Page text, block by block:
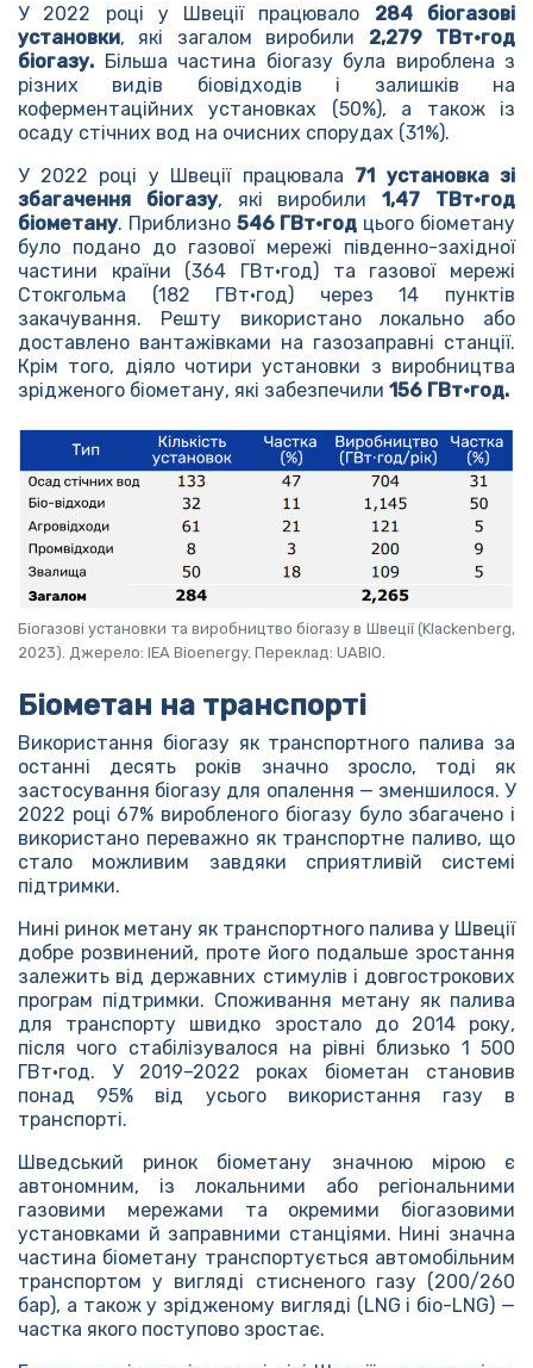
У 2022 році у Швеції працювало 284 біогазові
установки, які загалом виробили 2,279 ТВт·год
біогазу. Більша частина біогазу була вироблена з
різних видів біовідходів і залишків на
коферментаційних установках (50%), а також із
осаду стічних вод на очисних спорудах (31%).
У 2022 році у Швеції працювала 71 установка зі
збагачення біогазу, які виробили1,47 ТВт·год
біометану. Приблизно 546 ГВт·год цього біометану
було подано до газової мережі південно-західної
частини країни (364 ГВт·год) та газової мережі
Стокгольма (182 ГВт·год) через 14 пунктів
закачування. Решту використано локально або
доставлено вантажівками на газозаправні станції.
Крім того, діяло чотири установки з виробництва
зрідженого біометану, які забезпечили 156 ГВт·год.
Біогазові установки та виробництво біогазу в Швеції (Klackenberg,
2023). Джерело: IEA Bioenergy. Переклад: UABIO.
Біометан на транспорті
Використання біогазу як транспортного палива за
останні десять років значно зросло, тоді як
застосування біогазу для опалення — зменшилося. У
2022 році 67% виробленого біогазу було збагачено і
використано переважно як транспортне паливо, що
стало можливим завдяки сприятливій системі
підтримки.
Нині ринок метану як транспортного палива у Швеції
добре розвинений, проте його подальше зростання
залежить від державних стимулів і довгострокових
програм підтримки. Споживання метану як палива
для транспорту швидко зростало до 2014 року,
після чого стабілізувалося на рівні близько 1 500
ГВт·год. У 2019–2022 роках біометан становив
понад 95% від усього використання газу в
транспорті.
Шведський ринок біометану значною мірою є
автономним, із локальними або регіональними
газовими мережами та окремими біогазовими
установками й заправними станціями. Нині значна
частина біометану транспортується автомобільним
транспортом у вигляді стисненого газу (200/260
бар), а також у зрідженому вигляді (LNG і біо-LNG) —
частка якого поступово зростає.